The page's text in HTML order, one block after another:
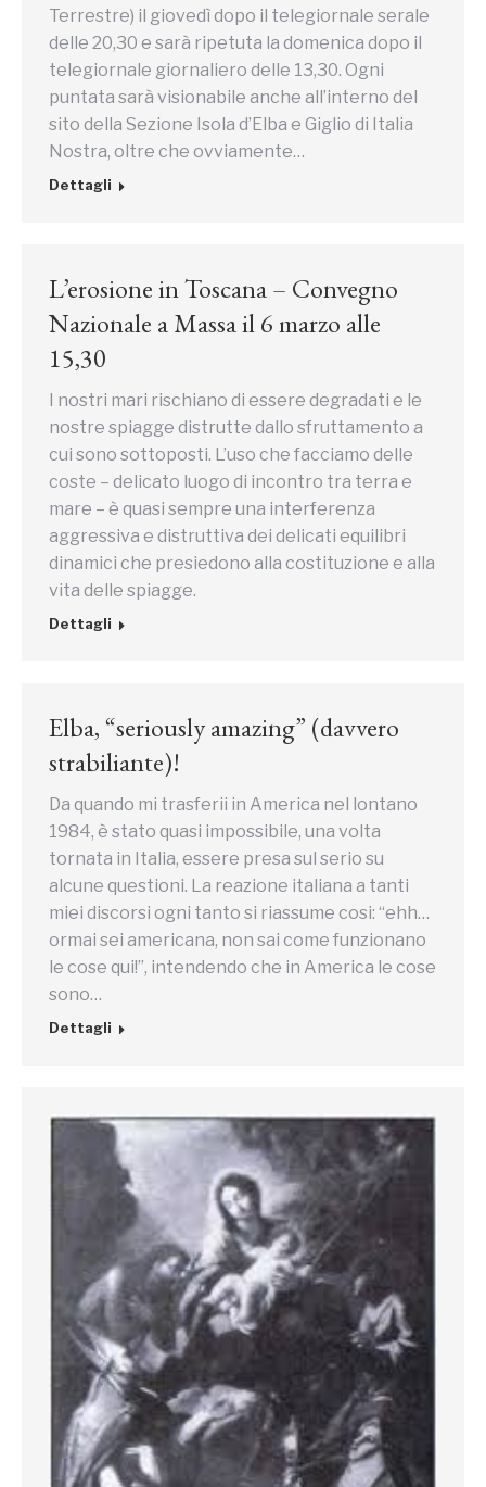
Terrestre) il giovedì dopo il telegiornale serale
delle 20,30 e sarà ripetuta la domenica dopo il
telegiornale giornaliero delle 13,30. Ogni
puntata sarà visionabile anche all’interno del
sito della Sezione Isola d’Elba e Giglio di Italia
Nostra, oltre che ovviamente…
Dettagli
L’erosione in Toscana – Convegno
Nazionale a Massa il 6 marzo alle
15,30
I nostri mari rischiano di essere degradati e le
nostre spiagge distrutte dallo sfruttamento a
cui sono sottoposti. L’uso che facciamo delle
coste – delicato luogo di incontro tra terra e
mare – è quasi sempre una interferenza
aggressiva e distruttiva dei delicati equilibri
dinamici che presiedono alla costituzione e alla
vita delle spiagge.
Dettagli
Elba, “seriously amazing” (davvero
strabiliante)!
Da quando mi trasferii in America nel lontano
1984, è stato quasi impossibile, una volta
tornata in Italia, essere presa sul serio su
alcune questioni. La reazione italiana a tanti
miei discorsi ogni tanto si riassume cosi: “ehh…
ormai sei americana, non sai come funzionano
le cose qui!”, intendendo che in America le cose
sono…
Dettagli